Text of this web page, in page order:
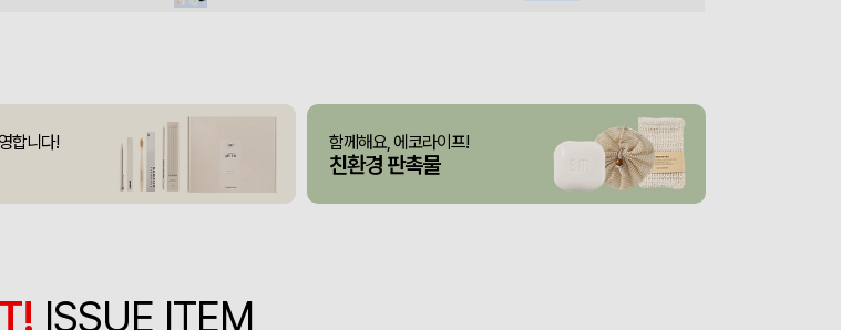
사각니들펜(0.7) 08-07
브리온 아이스큐브 2세대 여름 아이스 넥밴드 쿨러 이성원 08-07
전OO 71 [26년 설]CJ 스마트초이스 L호 서정은 산출완료 08-07
합니다! 함께해요, 에코라이프!
친환경 판촉물
ISSUE ITEM